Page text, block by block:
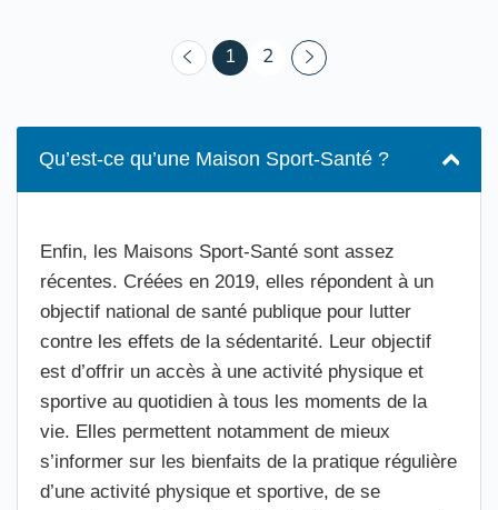
1 (courant)
2
Qu’est-ce qu’une Maison Sport-Santé ?
Enfin, les Maisons Sport-Santé sont assez
récentes. Créées en 2019, elles répondent à un
objectif national de santé publique pour lutter
contre les effets de la sédentarité. Leur objectif
est d’offrir un accès à une activité physique et
sportive au quotidien à tous les moments de la
vie. Elles permettent notamment de mieux
s’informer sur les bienfaits de la pratique régulière
d’une activité physique et sportive, de se